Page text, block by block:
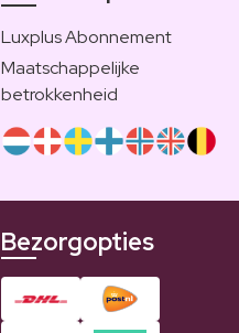
Luxplus Abonnement
Maatschappelijke
betrokkenheid
Bezorgopties